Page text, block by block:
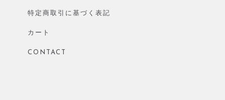
特定商取引に基づく表記
カート
CONTACT